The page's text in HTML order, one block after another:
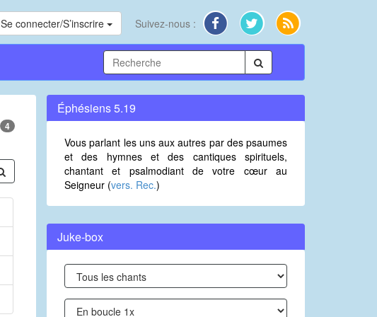
Se connecter/S’inscrire Suivez-nous :
4
Éphésiens 5.19
Vous parlant les uns aux autres par des psaumes
et des hymnes et des cantiques spirituels,
chantant et psalmodiant de votre cœur au
Seigneur (vers. Rec.)
Juke-box